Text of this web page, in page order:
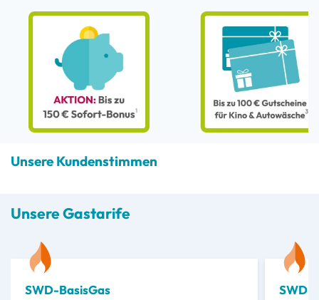
Unsere Kundenstimmen
Unsere Gastarife
SWD-BasisGas SWD-